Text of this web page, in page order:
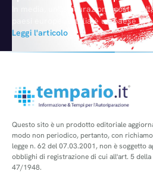
In media, un'assicurazione costa in
paesi europei. L'Italia è un paese di
Abbiamo la pressione fiscale più
più bassi del continente, la
prezzo della benzina più elevato,
Leggi l'articolo
Questo sito è un prodotto editoriale
modo non periodico, pertanto, con
legge n. 62 del 07.03.2001, non è soggetto
obblighi di registrazione di cui all'art. 5 della
47/1948.